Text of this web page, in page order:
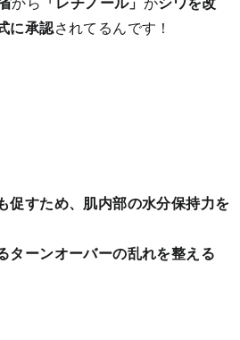
に承認されてるんです！
促すため、肌内部の水分保持力を
ターンオーバーの乱れを整える